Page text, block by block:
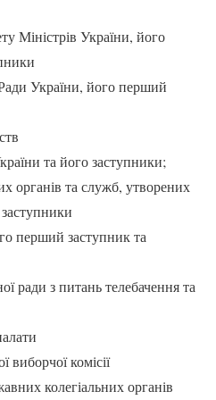
Міністрів України, його
України, його перший
та його заступники;
органів та служб, утворених
перший заступник та
ради з питань телебачення та
комісії
колегіальних органів